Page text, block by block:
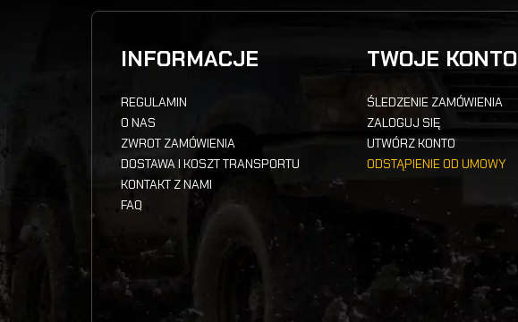
INFORMACJE
REGULAMIN
O NAS
ZWROT ZAMÓWIENIA
DOSTAWA I KOSZT TRANSPORTU
KONTAKT Z NAMI
FAQ
TWOJE KONTO
ŚLEDZENIE ZAMÓWIENIA
ZALOGUJ SIĘ
UTWÓRZ KONTO
ODSTĄPIENIE OD UMOWY